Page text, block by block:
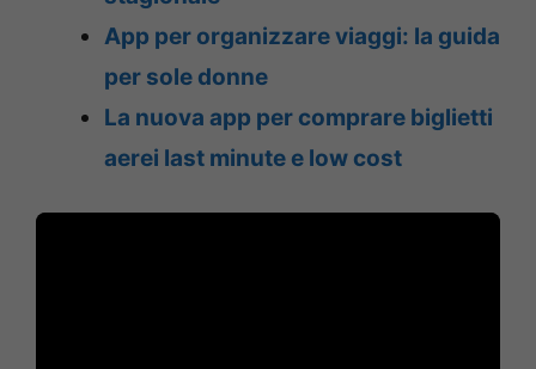
App per organizzare viaggi: la guida
per sole donne
La nuova app per comprare biglietti
aerei last minute e low cost